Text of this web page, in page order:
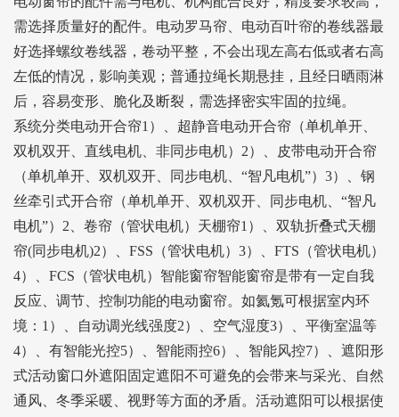
需选择质量好的配件。电动罗马帘、电动百叶帘的卷线器最
好选择螺纹卷线器，卷动平整，不会出现左高右低或者右高
左低的情况，影响美观；普通拉绳长期悬挂，且经日晒雨淋
后，容易变形、脆化及断裂，需选择密实牢固的拉绳。
系统分类电动开合帘1）、超静音电动开合帘（单机单开、
双机双开、直线电机、非同步电机）2）、皮带电动开合帘
（单机单开、双机双开、同步电机、“智凡电机”）3）、钢
丝牵引式开合帘（单机单开、双机双开、同步电机、“智凡
电机”）2、卷帘（管状电机）天棚帘1）、双轨折叠式天棚
帘(同步电机)2）、FSS（管状电机）3）、FTS（管状电机）
4）、FCS（管状电机）智能窗帘智能窗帘是带有一定自我
反应、调节、控制功能的电动窗帘。如氦氪可根据室内环
境：1）、自动调光线强度2）、空气湿度3）、平衡室温等
4）、有智能光控5）、智能雨控6）、智能风控7）、遮阳形
式活动窗口外遮阳固定遮阳不可避免的会带来与采光、自然
通风、冬季采暖、视野等方面的矛盾。活动遮阳可以根据使